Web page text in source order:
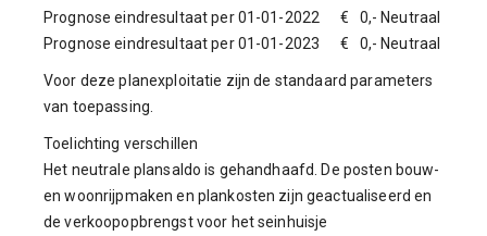
Prognose eindresultaat per 01-01-2022 € 0,- Neutraal
Prognose eindresultaat per 01-01-2023 € 0,- Neutraal
Voor deze planexploitatie zijn de standaard parameters
van toepassing.
Toelichting verschillen
Het neutrale plansaldo is gehandhaafd. De posten bouw-
en woonrijpmaken en plankosten zijn geactualiseerd en
de verkoopopbrengst voor het seinhuisje